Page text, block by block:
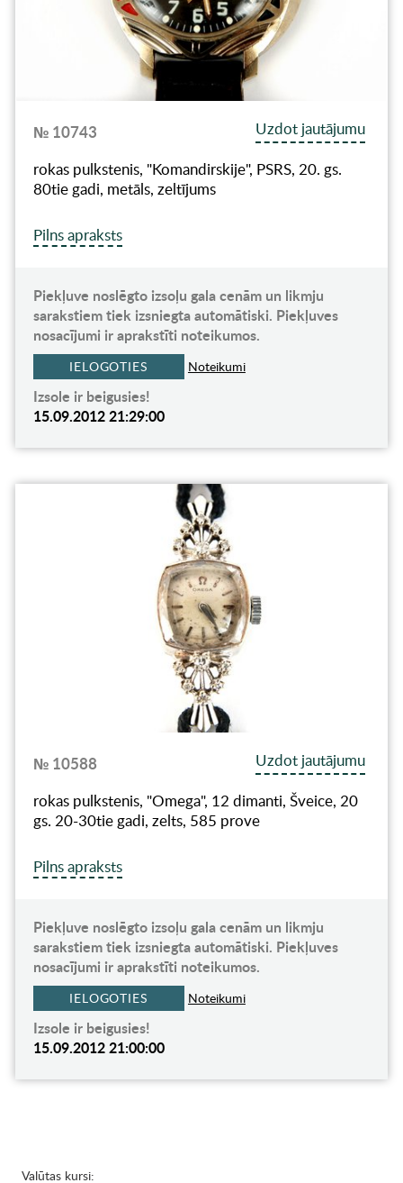
№ 10743
Uzdot jautājumu
rokas pulkstenis, "Komandirskije", PSRS, 20. gs.
80tie gadi, metāls, zeltījums
Pilns apraksts
Piekļuve noslēgto izsoļu gala cenām un likmju
sarakstiem tiek izsniegta automātiski. Piekļuves
nosacījumi ir aprakstīti noteikumos.
IELOGOTIES Noteikumi
Izsole ir beigusies!
15.09.2012 21:29:00
№ 10588
Uzdot jautājumu
rokas pulkstenis, "Omega", 12 dimanti, Šveice, 20
gs. 20-30tie gadi, zelts, 585 prove
Pilns apraksts
Piekļuve noslēgto izsoļu gala cenām un likmju
sarakstiem tiek izsniegta automātiski. Piekļuves
nosacījumi ir aprakstīti noteikumos.
IELOGOTIES Noteikumi
Izsole ir beigusies!
15.09.2012 21:00:00
Valūtas kursi: